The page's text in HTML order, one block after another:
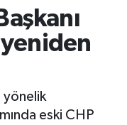
yönelik
eski CHP